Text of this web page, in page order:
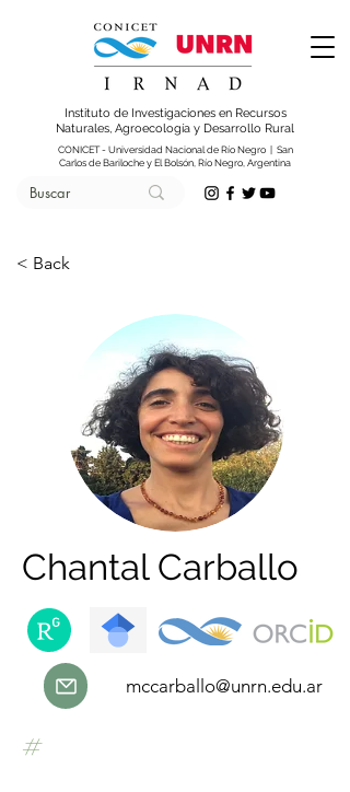
Instituto de Investigaciones en Recursos
Naturales, Agroecología y Desarrollo Rural
CONICET - Universidad Nacional de Río Negro | San
Carlos de Bariloche y El Bolsón, Río Negro, Argentina
< Back
Chantal Carballo
mccarballo@unrn.edu.ar
#